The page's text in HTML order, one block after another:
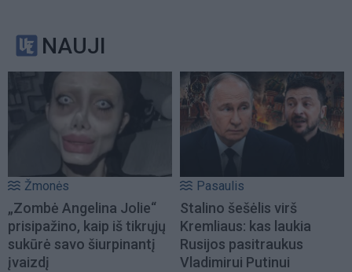
NAUJI
Žmonės
„Zombė Angelina Jolie“
prisipažino, kaip iš tikrųjų
sukūrė savo šiurpinantį
įvaizdį
Pasaulis
Stalino šešėlis virš
Kremliaus: kas laukia
Rusijos pasitraukus
Vladimirui Putinui